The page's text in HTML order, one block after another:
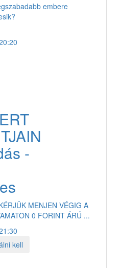
embere
-
MENJEN VÉGIG A
0 FORINT ÁRÚ ...
kell